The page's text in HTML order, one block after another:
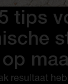
tips
resultaat